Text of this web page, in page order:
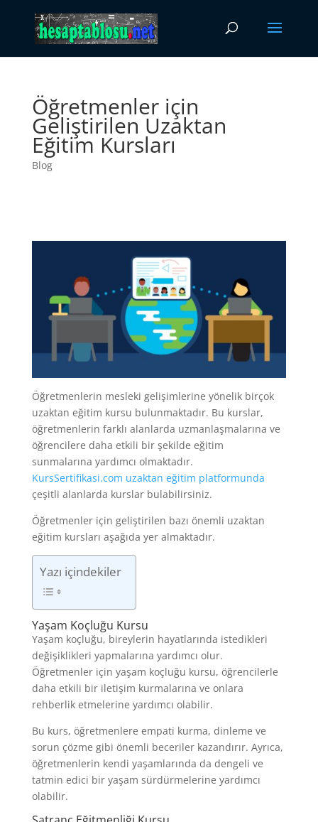
Öğretmenler için
Geliştirilen Uzaktan
Eğitim Kursları
Blog
Öğretmenlerin mesleki gelişimlerine yönelik birçok
uzaktan eğitim kursu bulunmaktadır. Bu kurslar,
öğretmenlerin farklı alanlarda uzmanlaşmalarına ve
öğrencilere daha etkili bir şekilde eğitim
sunmalarına yardımcı olmaktadır.
KursSertifikasi.com uzaktan eğitim platformunda
çeşitli alanlarda kurslar bulabilirsiniz.
Öğretmenler için geliştirilen bazı önemli uzaktan
eğitim kursları aşağıda yer almaktadır.
Yazı içindekiler
Yaşam Koçluğu Kursu
Yaşam koçluğu, bireylerin hayatlarında istedikleri
değişiklikleri yapmalarına yardımcı olur.
Öğretmenler için yaşam koçluğu kursu, öğrencilerle
daha etkili bir iletişim kurmalarına ve onlara
rehberlik etmelerine yardımcı olabilir.
Bu kurs, öğretmenlere empati kurma, dinleme ve
sorun çözme gibi önemli beceriler kazandırır. Ayrıca,
öğretmenlerin kendi yaşamlarında da dengeli ve
tatmin edici bir yaşam sürdürmelerine yardımcı
olabilir.